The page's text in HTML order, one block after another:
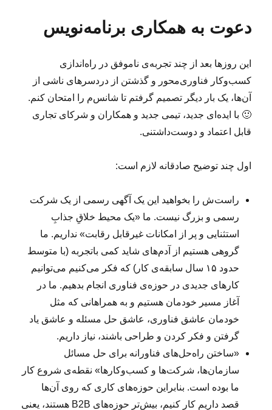
ه
ه
ی
ه
ه
ف
)
دعوت به همکاری برنامه‌نویس
این روزها بعد از چند تجربه‌ی ناموفق در راه‌اندازی
کسب‌وکار فناوری‌محور و گذشتن از دردسرهای ناشی از
آن‌ها، یک بار دیگر تصمیم گرفتم تا شانس‌م را امتحان کنم.
🙂 با ایده‌ای جدید، تیمی جدید و همکاران و شرکای تجاری
قابل اعتماد و دوست‌داشتنی.
اول چند توضیح صادقانه لازم است:
راست‌ش را بخواهید این یک آگهی رسمی از یک شرکت
رسمی و بزرگ نیست. ما «یک محیط خلاقِ‌ جذابِ
استثنایی و پر از امکانات غیرقابل رقابت» نداریم. ما
گروهی هستیم از آدم‌های شاید کمی باتجربه‌ (با متوسط
حدود ۱۵ سال سابقه‌ی کار) که فکر می‌کنیم می‌توانیم
کارهای جدیدی در حوزه‌ی فناوری انجام بدهیم. ما در
آغاز مسیر خودمان هستیم و به همراهانی که مثل
خودمان عاشق فناوری، عاشق حل مسئله و عاشق یاد
گرفتن و فکر کردن و طراحی باشند، نیاز داریم.
«ساختن راه‌حل‌های فناورانه برای حل مسائل
سازمان‌ها، شرکت‌ها و کسب‌وکارها» نقطه‌ی شروع کار
ما بوده است. بنابراین حوزه‌های کاری که روی آن‌ها
قصد داریم کار کنیم، بیش‌تر حوزه‌های B2B هستند، یعنی